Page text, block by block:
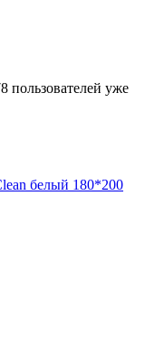
пользователей уже
белый 180*200